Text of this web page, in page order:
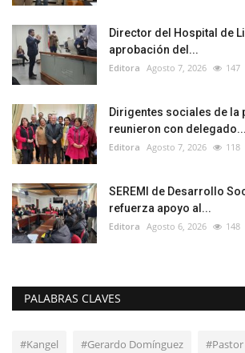
Director del Hospital de
aprobación del...
Editora Agosto 7, 2026 147
Dirigentes sociales de la
reunieron con delegado...
Editora Agosto 7, 2026 118
SEREMI de Desarrollo
refuerza apoyo al...
Editora Agosto 6, 2026 148
PALABRAS CLAVES
#Kangel #Gerardo Domínguez #Pastor